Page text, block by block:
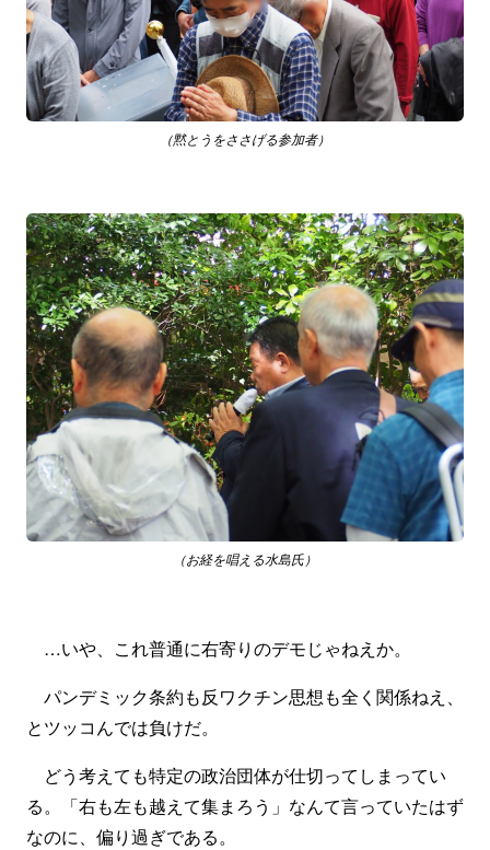
（黙とうをささげる参加者）
（お経を唱える水島氏）
…いや、これ普通に右寄りのデモじゃねえか。
パンデミック条約も反ワクチン思想も全く関係ねえ、
とツッコんでは負けだ。
どう考えても特定の政治団体が仕切ってしまってい
る。「右も左も越えて集まろう」なんて言っていたはず
なのに、偏り過ぎである。